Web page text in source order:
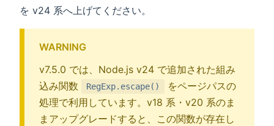
を v24 系へ上げてください。
WARNING
v7.5.0 では、Node.js v24 で追加された組み
込み関数
RegExp.escape()
をページパスの
処理で利用しています。v18 系・v20 系のま
まアップグレードすると、この関数が存在し